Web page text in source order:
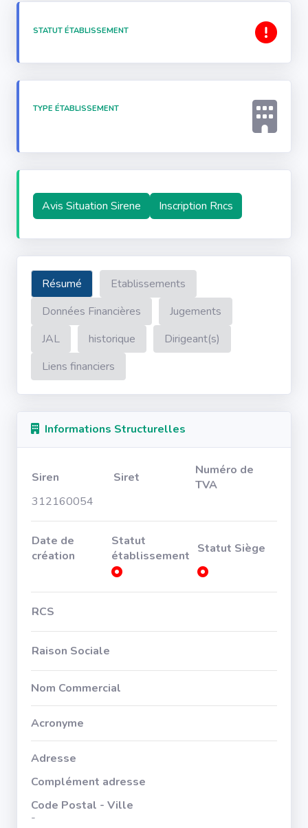
STATUT ÉTABLISSEMENT
TYPE ÉTABLISSEMENT
Avis Situation Sirene Inscription Rncs
Résumé
Etablissements
Données Financières
Jugements
JAL
historique
Dirigeant(s)
Liens financiers
Informations Structurelles
Siren Siret
Numéro de
TVA
312160054
Date de
création
Statut
établissement Statut Siège
RCS
Raison Sociale
Nom Commercial
Acronyme
Adresse
Complément adresse
Code Postal - Ville
-